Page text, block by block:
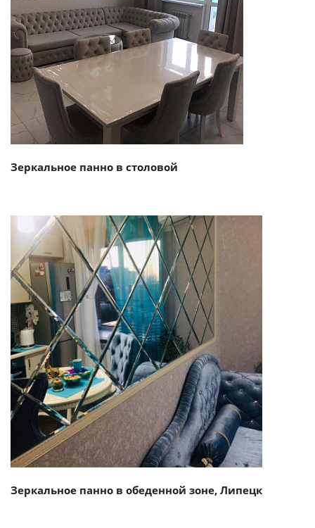
Смотреть проект
Зеркальное панно в столовой
Смотреть проект
Зеркальное панно в обеденной зоне, Липецк